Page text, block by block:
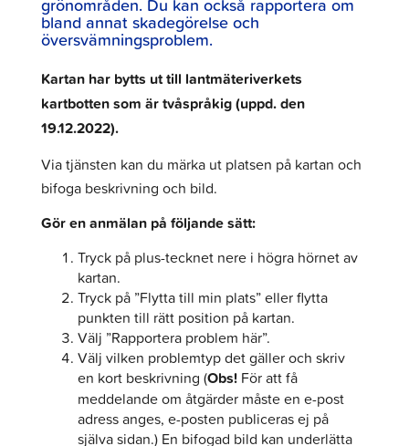
grönområden. Du kan också rapportera om
bland annat skadegörelse och
översvämningsproblem.
Kartan har bytts ut till lantmäteriverkets
kartbotten som är tvåspråkig (uppd. den
19.12.2022).
Via tjänsten kan du märka ut platsen på kartan och
bifoga beskrivning och bild.
Gör en anmälan på följande sätt:
Tryck på plus-tecknet nere i högra hörnet av
kartan.
Tryck på ”Flytta till min plats” eller flytta
punkten till rätt position på kartan.
Välj ”Rapportera problem här”.
Välj vilken problemtyp det gäller och skriv
en kort beskrivning (Obs! För att få
meddelande om åtgärder måste en e-post
adress anges, e-posten publiceras ej på
själva sidan.) En bifogad bild kan underlätta